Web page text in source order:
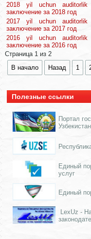
2018 yil uchun auditorlik
заключение за 2018 год
2017 yil uchun auditorlik
заключение за 2017 год
2016 yil uchun auditorlik
заключение за 2016 год
Страница 1 из 2
В начало
Назад 1
Полезные ссылки
Портал
Узбекистан
Единый
услуг
Единый
LexUz -